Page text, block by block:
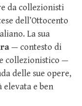
da collezionisti
dell’Ottocento
La sua
— contesto di
collezionistico —
delle sue opere,
e ben